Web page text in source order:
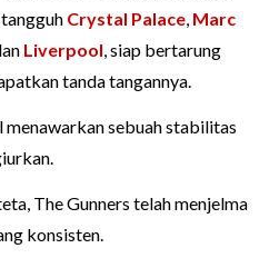
Crystal Palace, Marc
Liverpool, siap bertarung
tanda tangannya.
menawarkan sebuah stabilitas
The Gunners telah menjelma
konsisten.